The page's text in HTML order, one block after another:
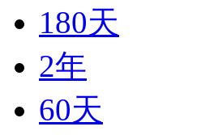
180天
2年
60天